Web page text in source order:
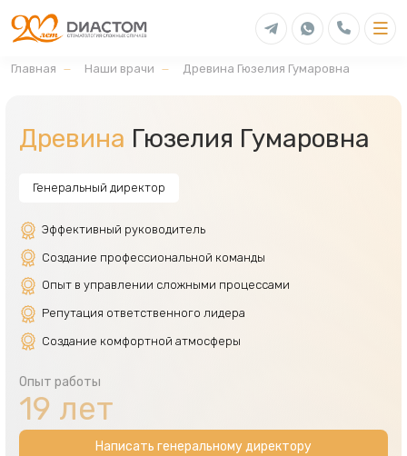
Главная Наши врачи Древина Гюзелия Гумаровна
Древина Гюзелия Гумаровна
Генеральный директор
Эффективный руководитель
Создание профессиональной команды
Опыт в управлении сложными процессами
Репутация ответственного лидера
Создание комфортной атмосферы
19 лет
Написать генеральному директору